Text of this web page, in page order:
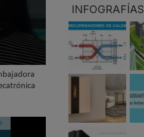
INFOGRAFÍAS